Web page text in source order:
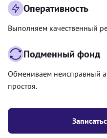
Оперативность
Выполняем качественный
Подменный фонд
Обмениваем неисправный
простоя.